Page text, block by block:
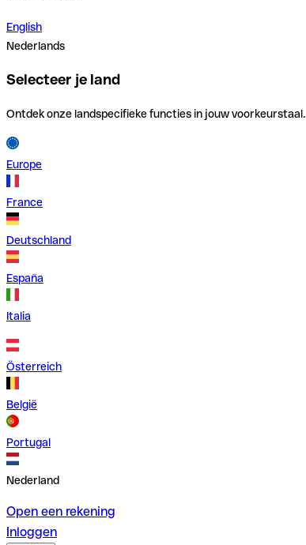
English
Nederlands
Selecteer je land
Ontdek onze landspecifieke functies in jouw voorkeurstaal.
Europe
France
Deutschland
España
Italia
Österreich
België
Portugal
Nederland
Open een rekening
Inloggen